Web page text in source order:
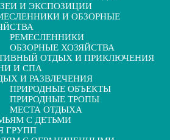
И ЭКСПОЗИЦИИ
И ОБЗОРНЫЕ
РЕМЕСЛЕННИКИ
ОБЗОРНЫЕ ХОЗЯЙСТВА
ОТДЫХ И ПРИКЛЮЧЕНИЯ
И СПА
И РАЗВЛЕЧЕНИЯ
ПРИРОДНЫЕ ОБЪЕКТЫ
ПРИРОДНЫЕ ТРОПЫ
МЕСТА ОТДЫХА
С ДЕТЬМИ
ГРУПП